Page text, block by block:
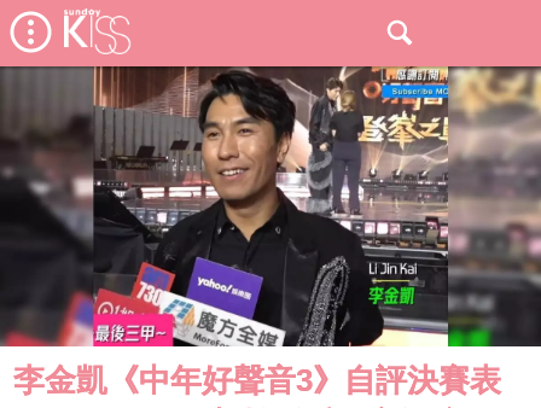
李金凱《中年好聲音3》自評決賽表